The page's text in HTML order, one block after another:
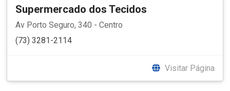
Supermercado dos Tecidos
Av Porto Seguro, 340 - Centro
(73) 3281-2114
Visitar Página